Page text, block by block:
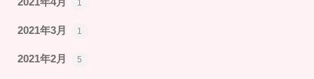
1
2021年3月 1
2021年2月 5